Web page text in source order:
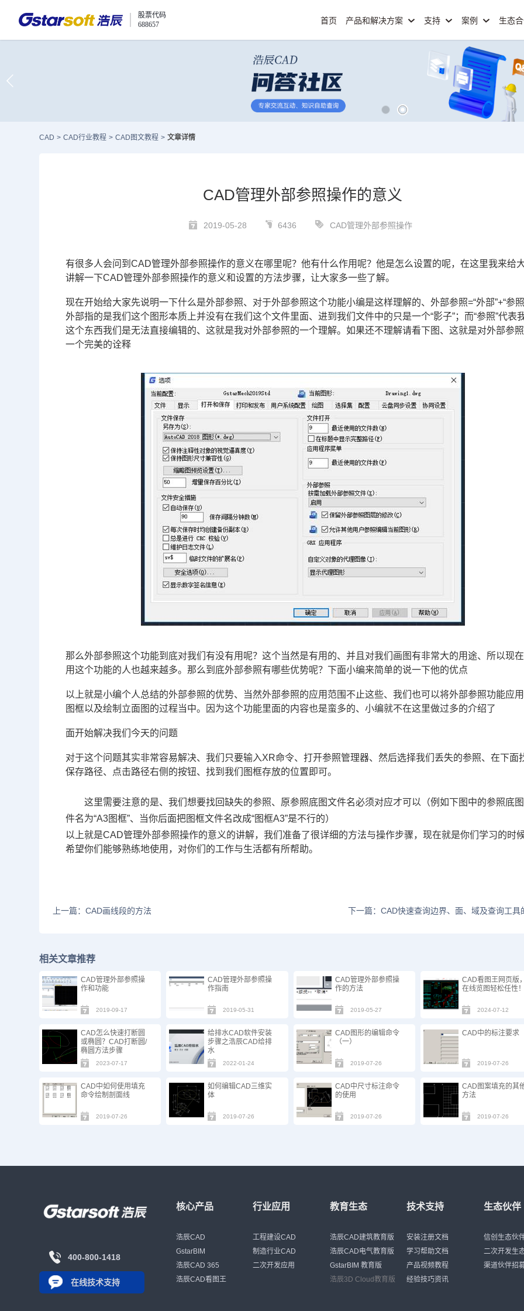
股票代码
688657
首页 产品和解决方案 支持 案例 生态
CAD > CAD行业教程 > CAD图文教程 > 文章详情
CAD管理外部参照操作的意义
2019-05-28 6436 CAD管理外部参照操作
有很多人会问到CAD管理外部参照操作的意义在哪里呢？他有什么作用呢？他是怎么设置的呢，在这里我来给
讲解一下CAD管理外部参照操作的意义和设置的方法步骤，让大家多一些了解。
现在开始给大家先说明一下什么是外部参照、对于外部参照这个功能小编是这样理解的、外部参照=“外部”+“参照
外部指的是我们这个图形本质上并没有在我们这个文件里面、进到我们文件中的只是一个“影子”；而“参照”代表
这个东西我们是无法直接编辑的、这就是我对外部参照的一个理解。如果还不理解请看下图、这就是对外部参
一个完美的诠释
那么外部参照这个功能到底对我们有没有用呢？这个当然是有用的、并且对我们画图有非常大的用途、所以现
用这个功能的人也越来越多。那么到底外部参照有哪些优势呢？下面小编来简单的说一下他的优点
以上就是小编个人总结的外部参照的优势、当然外部参照的应用范围不止这些、我们也可以将外部参照功能应用
图框以及绘制立面图的过程当中。因为这个功能里面的内容也是蛮多的、小编就不在这里做过多的介绍了
面开始解决我们今天的问题
对于这个问题其实非常容易解决、我们只要输入XR命令、打开参照管理器、然后选择我们丢失的参照、在下面
保存路径、点击路径右侧的按钮、找到我们图框存放的位置即可。
这里需要注意的是、我们想要找回缺失的参照、原参照底图文件名必须对应才可以（例如下图中的参照底
件名为“A3图框”、当你后面把图框文件名改成“图框A3”是不行的）
以上就是CAD管理外部参照操作的意义的讲解，我们准备了很详细的方法与操作步骤，现在就是你们学习的时候
希望你们能够熟练地使用，对你们的工作与生活都有所帮助。
上一篇：CAD画线段的方法 下一篇：CAD快速查询边界、面、域及查询工具
相关文章推荐
CAD管理外部参照操
作和功能
2019-09-17
CAD管理外部参照操
作指南
2019-05-31
CAD管理外部参照操
作的方法
2019-05-27
CAD看图王网页版，
在线览图轻松任性！
2024-07-12
CAD怎么快速打断圆
或椭圆？CAD打断圆/
椭圆方法步骤
2023-07-17
给排水CAD软件安装
步骤之浩辰CAD给排
水
2022-01-24
CAD图形的编辑命令
（一）
2019-07-26
CAD中的标注要求
2019-07-26
CAD中如何使用填充
命令绘制剖面线
2019-07-26
如何编辑CAD三维实
体
2019-07-26
CAD中尺寸标注命令
的使用
2019-07-26
CAD图案填充的其
方法
2019-07-26
400-800-1418
在线技术支持
核心产品
浩辰CAD
GstarBIM
浩辰CAD 365
浩辰CAD看图王
行业应用
工程建设CAD
制造行业CAD
二次开发应用
教育生态
浩辰CAD建筑教育版
浩辰CAD电气教育版
GstarBIM 教育版
浩辰3D Cloud教育版
技术支持
安装注册文档
学习帮助文档
产品视频教程
经验技巧资讯
生态伙伴
信创生态伙
二次开发生
渠道伙伴招